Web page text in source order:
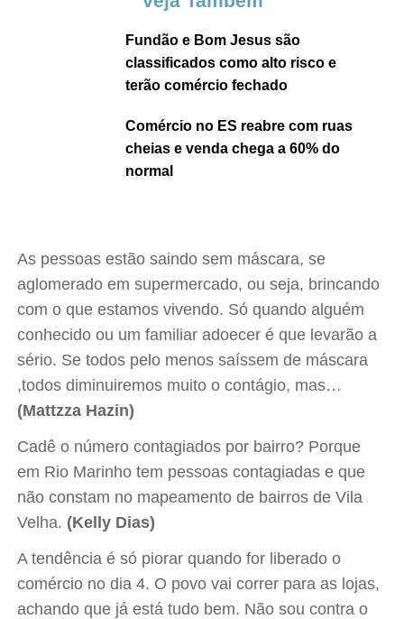
Fundão e Bom Jesus são
classificados como alto risco e
terão comércio fechado
Comércio no ES reabre com ruas
cheias e venda chega a 60% do
normal
As pessoas estão saindo sem máscara, se
aglomerado em supermercado, ou seja, brincando
com o que estamos vivendo. Só quando alguém
conhecido ou um familiar adoecer é que levarão a
sério. Se todos pelo menos saíssem de máscara
,todos diminuiremos muito o contágio, mas…
(Mattzza Hazin)
Cadê o número contagiados por bairro? Porque
em Rio Marinho tem pessoas contagiadas e que
não constam no mapeamento de bairros de Vila
Velha. (Kelly Dias)
A tendência é só piorar quando for liberado o
comércio no dia 4. O povo vai correr para as lojas,
achando que já está tudo bem. Não sou contra o